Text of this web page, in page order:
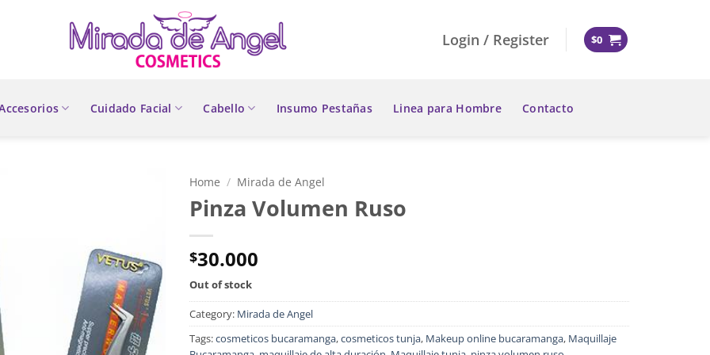
Login / Register $0
Cuidado Facial Cabello Insumo Pestañas Linea para Hombre Contacto
Home / Mirada de Angel
Pinza Volumen Ruso
$30.000
Out of stock
Category: Mirada de Angel
Tags:cosmeticos bucaramanga,cosmeticos tunja, Makeup online bucaramanga, Maquillaje